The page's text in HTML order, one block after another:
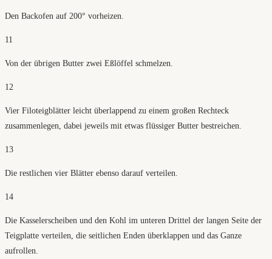
Den Backofen auf 200° vorheizen.
11
Von der übrigen Butter zwei Eßlöffel schmelzen.
12
Vier Filoteigblätter leicht überlappend zu einem großen Rechteck
zusammenlegen, dabei jeweils mit etwas flüssiger Butter bestreichen.
13
Die restlichen vier Blätter ebenso darauf verteilen.
14
Die Kasselerscheiben und den Kohl im unteren Drittel der langen Seite der
Teigplatte verteilen, die seitlichen Enden überklappen und das Ganze
aufrollen.